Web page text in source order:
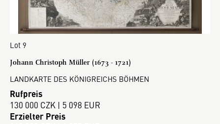
Lot 9
Johann Christoph Müller (1673 - 1721)
LANDKARTE DES KÖNIGREICHS BÖHMEN
Rufpreis
130 000 CZK | 5 098 EUR
Erzielter Preis